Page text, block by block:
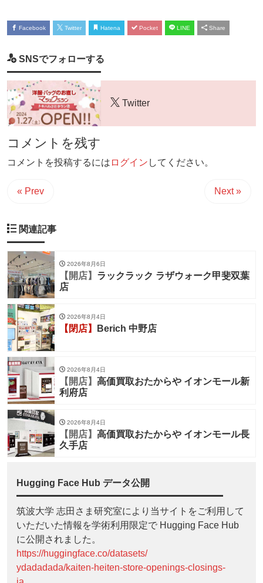
Facebook Twitter Hatena Pocket LINE Share
SNSでフォローする
Twitter
コメントを残す
コメントを投稿するには ログイン してください。
« Prev Next »
関連記事
2026年8月6日
【開店】 ラックラック ラザウォーク甲斐双葉
店
2026年8月4日
【閉店】 Berich 中野店
2026年8月4日
【開店】 高価買取おたからや イオンモール新
利府店
2026年8月4日
【開店】 高価買取おたからや イオンモール長
久手店
Hugging Face Hub データ公開
筑波大学 志田さま研究室により当サイトをご利用して
いただいた情報を学術利用限定で Hugging Face Hub
に公開されました。
https://huggingface.co/datasets/
ydadadada/kaiten-heiten-store-openings-closings-